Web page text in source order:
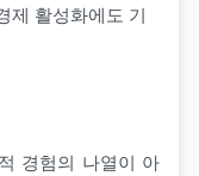
제 활성화에도 기
경험의 나열이 아